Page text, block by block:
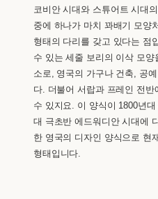
코비안 시대와 스튜어트 시대
중에 하나가 마치 꽈배기 모양
형태의 다리를 갖고 있다는 점
수 있는 세줄 보리의 이삭 모
소로, 영국의 가구나 건축, 공
다. 더불어 서랍과 프레인 전
수 있지요. 이 양식이 1800년
대 극초반 에드워디안 시대에
한 영국의 디자인 양식으로 현
형태입니다.